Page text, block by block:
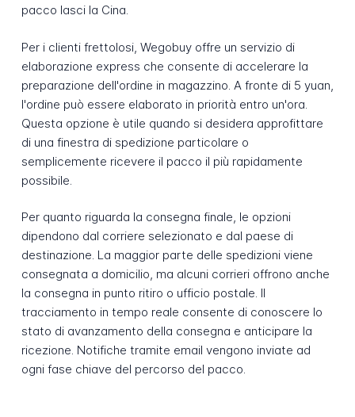
pacco lasci la Cina.
Per i clienti frettolosi, Wegobuy offre un servizio di
elaborazione express che consente di accelerare la
preparazione dell'ordine in magazzino. A fronte di 5 yuan,
l'ordine può essere elaborato in priorità entro un'ora.
Questa opzione è utile quando si desidera approfittare
di una finestra di spedizione particolare o
semplicemente ricevere il pacco il più rapidamente
possibile.
Per quanto riguarda la consegna finale, le opzioni
dipendono dal corriere selezionato e dal paese di
destinazione. La maggior parte delle spedizioni viene
consegnata a domicilio, ma alcuni corrieri offrono anche
la consegna in punto ritiro o ufficio postale. Il
tracciamento in tempo reale consente di conoscere lo
stato di avanzamento della consegna e anticipare la
ricezione. Notifiche tramite email vengono inviate ad
ogni fase chiave del percorso del pacco.